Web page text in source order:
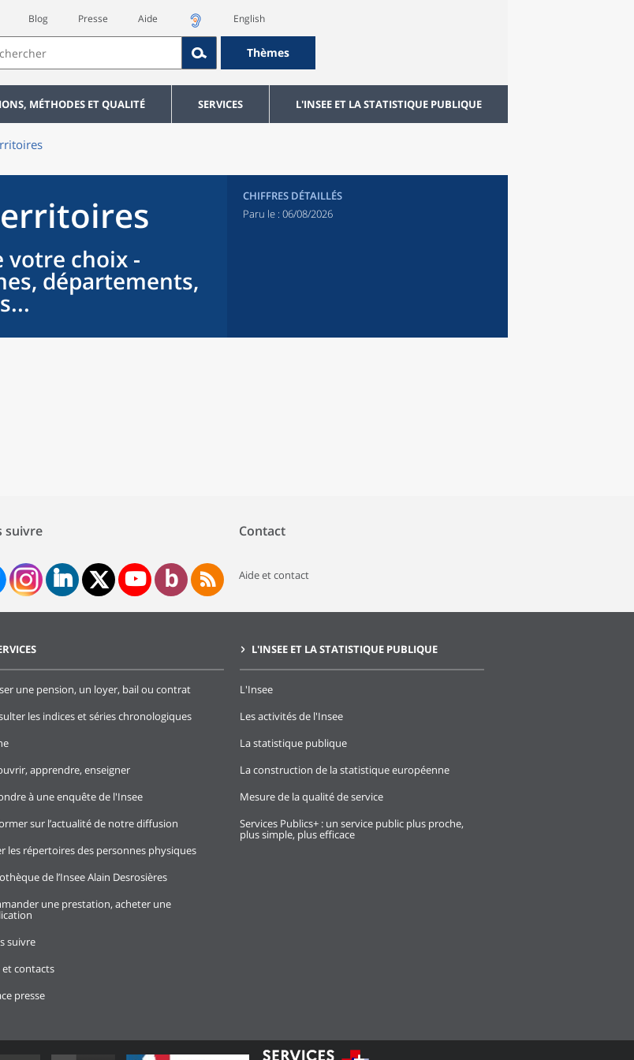
Blog Presse Aide English
Thèmes
MÉTHODES ET QUALITÉ SERVICES L'INSEE ET LA STATISTIQUE PUBLIQUE
votre choix -
départements,
CHIFFRES DÉTAILLÉS
Paru le : 06/08/2026
suivre Contact
Aide et contact
une pension, un loyer, bail ou contrat
les indices et séries chronologiques
apprendre, enseigner
à une enquête de l'Insee
sur l’actualité de notre diffusion
les répertoires des personnes physiques
de l’Insee Alain Desrosières
une prestation, acheter une
suivre
et contacts
presse
L'INSEE ET LA STATISTIQUE PUBLIQUE
L'Insee
Les activités de l'Insee
La statistique publique
La construction de la statistique européenne
Mesure de la qualité de service
Services Publics+ : un service public plus proche,
plus simple, plus efficace